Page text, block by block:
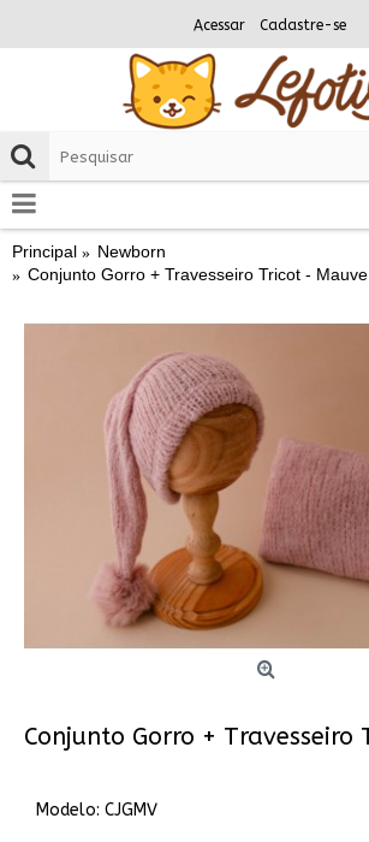
Acessar Cadastre-se
Principal
Newborn
Conjunto Gorro + Travesseiro Tricot - Mauve
Modelo: CJGMV